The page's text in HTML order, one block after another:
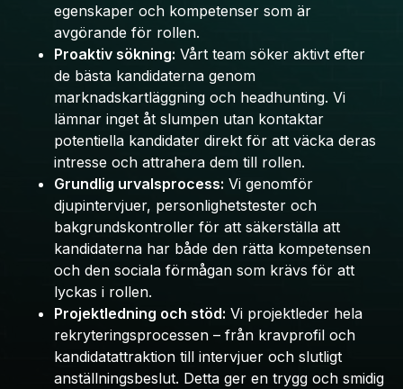
egenskaper och kompetenser som är
avgörande för rollen.
Proaktiv sökning: Vårt team söker aktivt efter
de bästa kandidaterna genom
marknadskartläggning och headhunting. Vi
lämnar inget åt slumpen utan kontaktar
potentiella kandidater direkt för att väcka deras
intresse och attrahera dem till rollen.
Grundlig urvalsprocess: Vi genomför
djupintervjuer, personlighetstester och
bakgrundskontroller för att säkerställa att
kandidaterna har både den rätta kompetensen
och den sociala förmågan som krävs för att
lyckas i rollen.
Projektledning och stöd: Vi projektleder hela
rekryteringsprocessen – från kravprofil och
kandidatattraktion till intervjuer och slutligt
anställningsbeslut. Detta ger en trygg och smidig